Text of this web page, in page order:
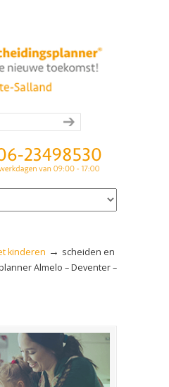
kinderen → scheiden en
Almelo – Deventer –